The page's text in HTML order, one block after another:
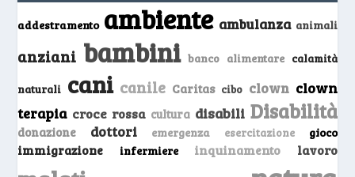
addestramento ambiente ambulanza animali
anziani bambini banco alimentare calamità
naturali cani canile Caritas cibo clown clown
terapia croce rossa cultura disabili Disabilità
donazione dottori emergenza esercitazione gioco
immigrazione infermiere inquinamento lavoro